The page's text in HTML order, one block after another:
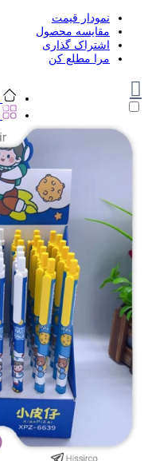
نمودار قیمت
مقایسه محصول
اشتراک گذاری
مرا مطلع کن